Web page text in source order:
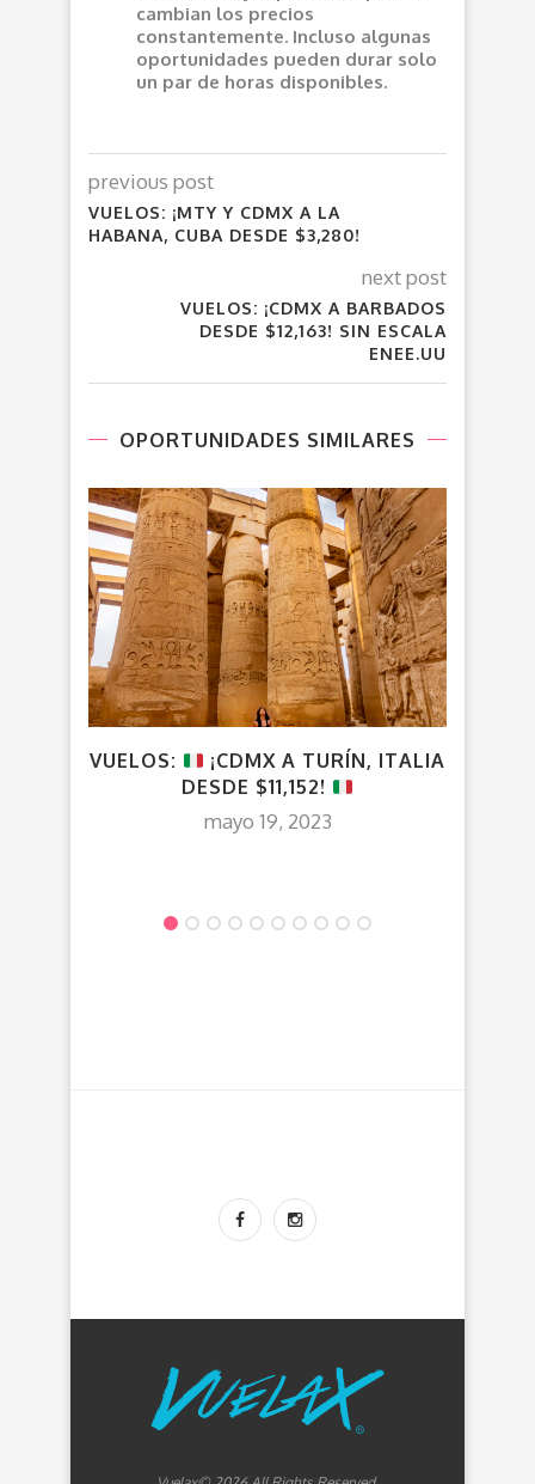
cambian los precios
constantemente. Incluso algunas
oportunidades pueden durar solo
un par de horas disponibles.
previous post
VUELOS: ¡MTY Y CDMX A LA
HABANA, CUBA DESDE $3,280!
next post
VUELOS: ¡CDMX A BARBADOS
DESDE $12,163! SIN ESCALA
ENEE.UU
OPORTUNIDADES SIMILARES
VUELOS:
¡CDMX A TURÍN, ITALIA
DESDE $11,152!
mayo 19, 2023